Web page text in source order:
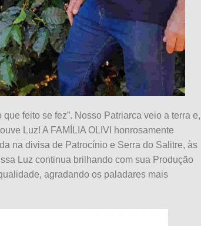
feito se fez”. Nosso Patriarca veio a terra e,
Luz! A FAMÍLIA OLIVI honrosamente
na divisa de Patrocínio e Serra do Salitre, às
Luz continua brilhando com sua Produção
agradando os paladares mais